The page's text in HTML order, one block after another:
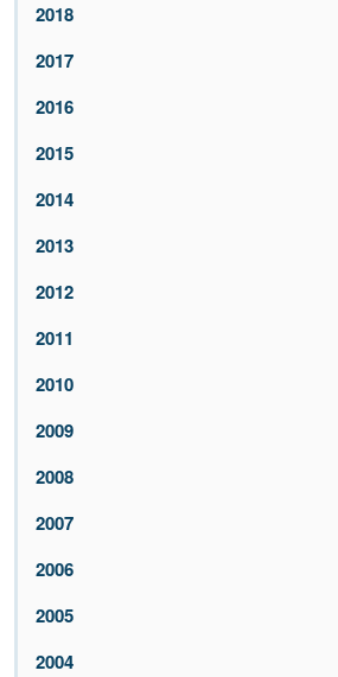
2018
2017
2016
2015
2014
2013
2012
2011
2010
2009
2008
2007
2006
2005
2004